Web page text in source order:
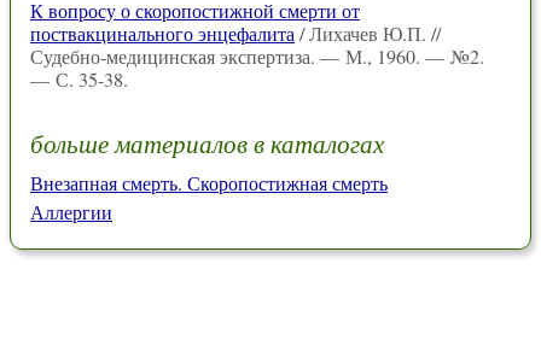
К вопросу о скоропостижной смерти от
поствакцинального энцефалита / Лихачев Ю.П. //
Судебно-медицинская экспертиза. — М., 1960. — №2.
— С. 35-38.
больше материалов в каталогах
Внезапная смерть. Скоропостижная смерть
Аллергии